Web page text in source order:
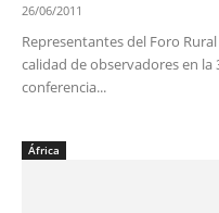
26/06/2011
Representantes del Foro
calidad de observadores en la
conferencia...
África